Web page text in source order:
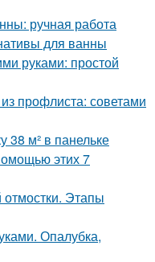
ручная работа
для ванны
руками: простой
профлиста: советами
38 м² в панельке
этих 7
отмостки. Этапы
Опалубка,